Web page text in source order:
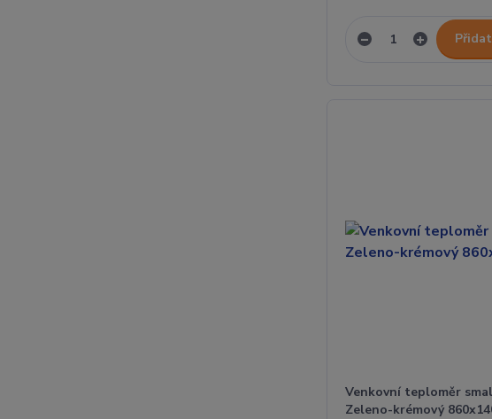
Venkovní teploměr
Zeleno-krémový